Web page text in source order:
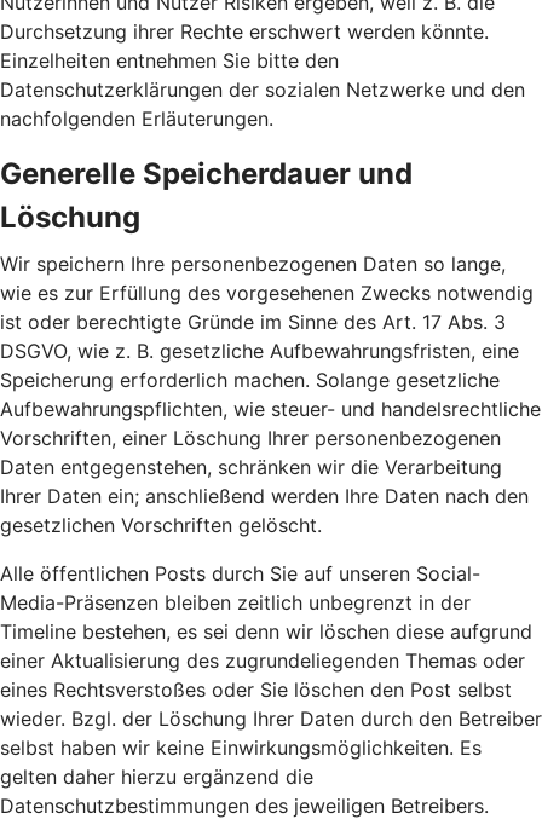
Durchsetzung ihrer Rechte erschwert werden könnte.
Einzelheiten entnehmen Sie bitte den
Datenschutzerklärungen der sozialen Netzwerke und den
nachfolgenden Erläuterungen.
Generelle Speicherdauer und
Löschung
Wir speichern Ihre personenbezogenen Daten so lange,
wie es zur Erfüllung des vorgesehenen Zwecks notwendig
ist oder berechtigte Gründe im Sinne des Art. 17 Abs. 3
DSGVO, wie z. B. gesetzliche Aufbewahrungsfristen, eine
Speicherung erforderlich machen. Solange gesetzliche
Aufbewahrungspflichten, wie steuer- und handelsrechtliche
Vorschriften, einer Löschung Ihrer personenbezogenen
Daten entgegenstehen, schränken wir die Verarbeitung
Ihrer Daten ein; anschließend werden Ihre Daten nach den
gesetzlichen Vorschriften gelöscht.
Alle öffentlichen Posts durch Sie auf unseren Social-
Media-Präsenzen bleiben zeitlich unbegrenzt in der
Timeline bestehen, es sei denn wir löschen diese aufgrund
einer Aktualisierung des zugrundeliegenden Themas oder
eines Rechtsverstoßes oder Sie löschen den Post selbst
wieder. Bzgl. der Löschung Ihrer Daten durch den Betreiber
selbst haben wir keine Einwirkungsmöglichkeiten. Es
gelten daher hierzu ergänzend die
Datenschutzbestimmungen des jeweiligen Betreibers.